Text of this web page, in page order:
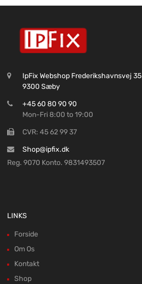
IpFix Webshop Frederikshavnsvej 35
9300 Sæby
+45 60 80 90 90
Mon-Fri 8:00 to 19:00
CVR: 45 62 99 37
Shop@ipfix.dk
Reg. 9070 Konto. 9831493507
LINKS
Forside
Om Os
Kontakt
Shop